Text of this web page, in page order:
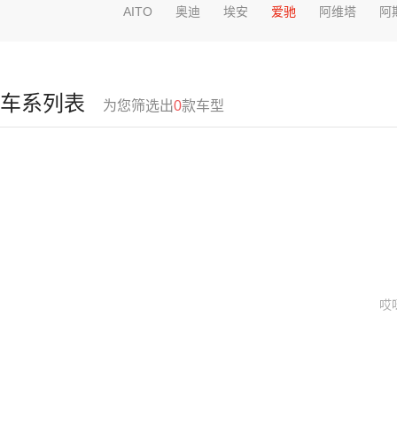
AITO 奥迪 埃安 爱驰 阿维塔 阿
车系列表 为您筛选出0款车型
哎